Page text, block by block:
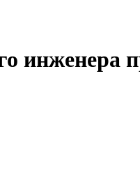
инженера